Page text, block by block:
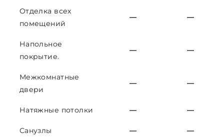
Отделка всех
помещений
— —
Напольное
покрытие.
— —
Межкомнатные
двери
— —
Натяжные потолки — —
Санузлы — —